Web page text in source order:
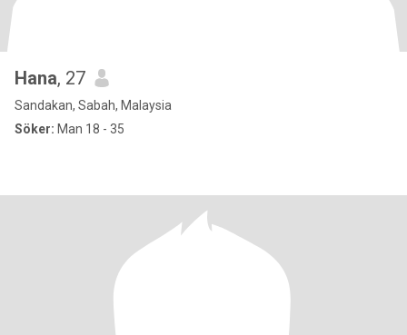
Hana, 27
Sandakan, Sabah, Malaysia
Söker: Man 18 - 35